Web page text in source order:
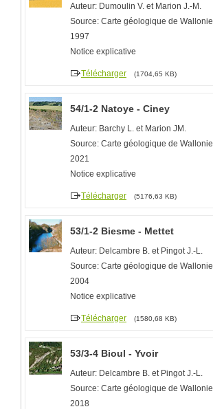
Auteur: Dumoulin V. et Marion J.-M.
Source: Carte géologique de Wallonie
1997
Notice explicative
Télécharger (1704,65 KB)
54/1-2 Natoye - Ciney
Auteur: Barchy L. et Marion JM.
Source: Carte géologique de Wallonie
2021
Notice explicative
Télécharger (5176,63 KB)
53/1-2 Biesme - Mettet
Auteur: Delcambre B. et Pingot J.-L.
Source: Carte géologique de Wallonie
2004
Notice explicative
Télécharger (1580,68 KB)
53/3-4 Bioul - Yvoir
Auteur: Delcambre B. et Pingot J.-L.
Source: Carte géologique de Wallonie
2018